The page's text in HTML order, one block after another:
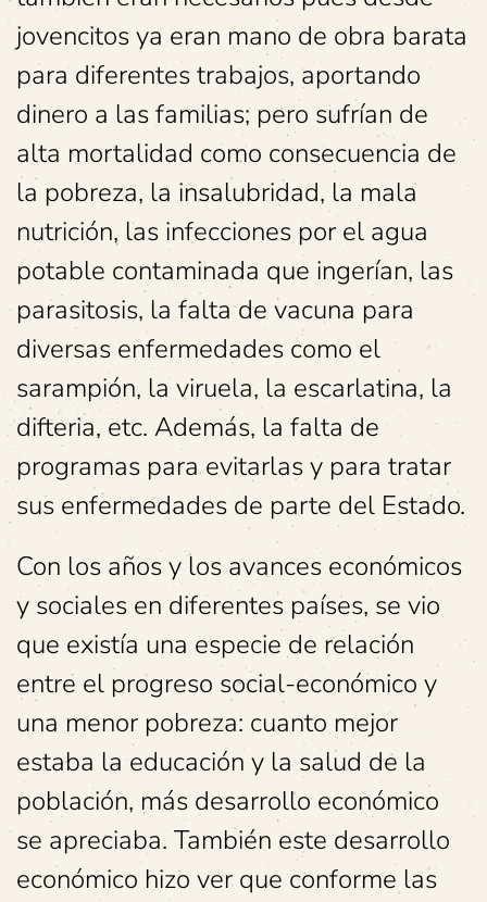
jovencitos ya eran mano de obra barata
para diferentes trabajos, aportando
dinero a las familias; pero sufrían de
alta mortalidad como consecuencia de
la pobreza, la insalubridad, la mala
nutrición, las infecciones por el agua
potable contaminada que ingerían, las
parasitosis, la falta de vacuna para
diversas enfermedades como el
sarampión, la viruela, la escarlatina, la
difteria, etc. Además, la falta de
programas para evitarlas y para tratar
sus enfermedades de parte del Estado.
Con los años y los avances económicos
y sociales en diferentes países, se vio
que existía una especie de relación
entre el progreso social-económico y
una menor pobreza: cuanto mejor
estaba la educación y la salud de la
población, más desarrollo económico
se apreciaba. También este desarrollo
económico hizo ver que conforme las